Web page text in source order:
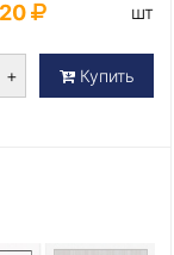
шт
+ Купить